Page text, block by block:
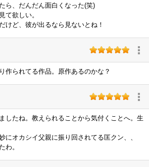
ら、だんだん面白くなった(笑)
て欲しい。
けど、彼が出るなら見ないとね！
作られてる作品。原作あるのかな？
したね。教えられることから気付くことへ。生
にオカシイ父親に振り回されてる匡クン、、
わ。